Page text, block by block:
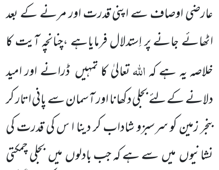
عارضی اوصاف سے اپنی قدرت اور مرنے کے بعد
اٹھائے جانے پر اِستدلال فرمایاہے ،چنانچہ آیت کا
خلاصہ یہ ہے کہاللہتعالیٰ کا تمہیں ڈرانے اور امید
دلانے کے لئے بجلی دکھانا اور آسمان سے پانی اتار کر
بنجر زمین کو سرسبزو شاداب کر دینا ا س کی قدرت کی
نشانیوں میں سے ہے کہ جب بادلوں میں بجلی چمکتی